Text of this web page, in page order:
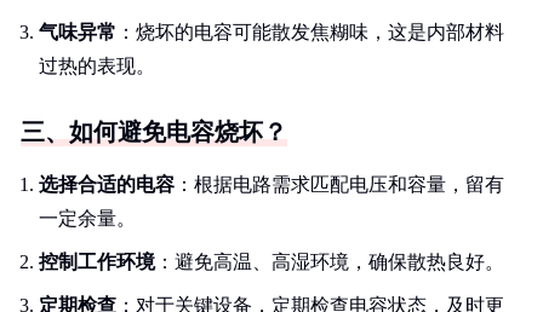
气味异常 ：烧坏的电容可能散发焦糊味，这是内部材料
过热的表现。
三、如何避免电容烧坏？
选择合适的电容 ：根据电路需求匹配电压和容量，留有
一定余量。
控制工作环境：避免高温、高湿环境，确保散热良好。
定期检查 ：对于关键设备，定期检查电容状态，及时更